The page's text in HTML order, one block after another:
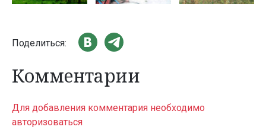
Поделиться:
Комментарии
Для добавления комментария необходимо
авторизоваться